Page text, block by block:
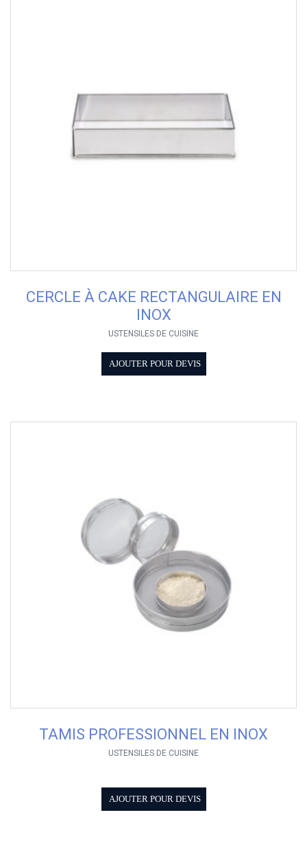
CERCLE À CAKE RECTANGULAIRE EN
INOX
USTENSILES DE CUISINE
AJOUTER POUR DEVIS
TAMIS PROFESSIONNEL EN INOX
USTENSILES DE CUISINE
AJOUTER POUR DEVIS